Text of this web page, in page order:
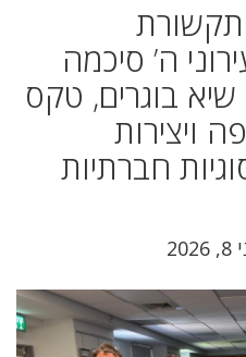
ה’ סיכמה
בוגרים, טקס
ויצירות
חברתיות